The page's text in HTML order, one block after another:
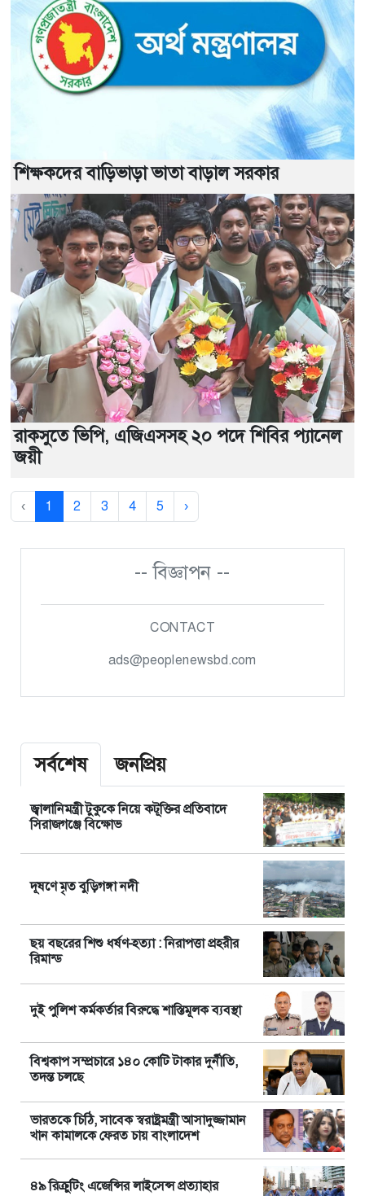
শিক্ষকদের বাড়িভাড়া ভাতা বাড়াল সরকার
রাকসুতে ভিপি, এজিএসসহ ২০ পদে শিবির প্যানেল
জয়ী
‹ 1 2 3 4 5 ›
-- বিজ্ঞাপন --
CONTACT
ads@peoplenewsbd.com
সর্বশেষ জনপ্রিয়
জ্বালানিমন্ত্রী টুকুকে নিয়ে কটূক্তির প্রতিবাদে
সিরাজগঞ্জে বিক্ষোভ
দূষণে মৃত বুড়িগঙ্গা নদী
ছয় বছরের শিশু ধর্ষণ-হত্যা : নিরাপত্তা প্রহরীর
রিমান্ড
দুই পুলিশ কর্মকর্তার বিরুদ্ধে শাস্তিমূলক ব্যবস্থা
বিশ্বকাপ সম্প্রচারে ১৪০ কোটি টাকার দুর্নীতি,
তদন্ত চলছে
ভারতকে চিঠি, সাবেক স্বরাষ্ট্রমন্ত্রী আসাদুজ্জামান
খান কামালকে ফেরত চায় বাংলাদেশ
৪৯ রিক্রুটিং এজেন্সির লাইসেন্স প্রত্যাহার